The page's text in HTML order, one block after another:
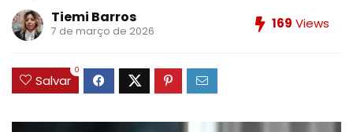
Tiemi Barros
7 de março de 2026 169 Views
Salvar
0